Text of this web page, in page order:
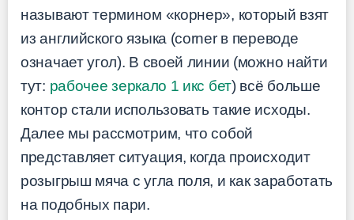
называют термином «корнер», который взят
из английского языка (corner в переводе
означает угол). В своей линии (можно найти
тут: рабочее зеркало 1 икс бет) всё больше
контор стали использовать такие исходы.
Далее мы рассмотрим, что собой
представляет ситуация, когда происходит
розыгрыш мяча с угла поля, и как заработать
на подобных пари.